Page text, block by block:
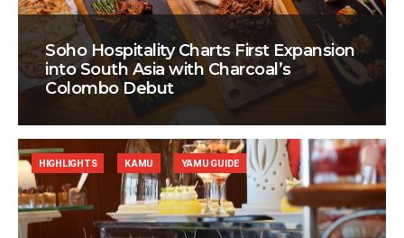
Soho Hospitality Charts First Expansion
into South Asia with Charcoal’s
Colombo Debut
HIGHLIGHTS KAMU YAMU GUIDE